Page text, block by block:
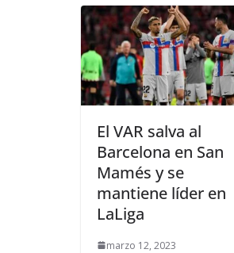
El VAR salva al
Barcelona en San
Mamés y se
mantiene líder en
LaLiga
marzo 12, 2023